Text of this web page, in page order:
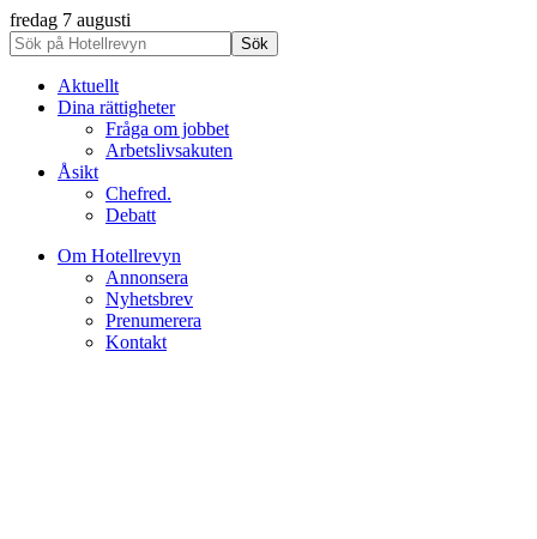
fredag 7 augusti
Aktuellt
Dina rättigheter
Fråga om jobbet
Arbetslivsakuten
Åsikt
Chefred.
Debatt
Om Hotellrevyn
Annonsera
Nyhetsbrev
Prenumerera
Kontakt